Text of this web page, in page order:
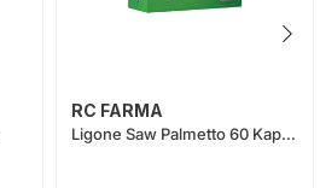
RC FARMA
Ligone Saw Palmetto 60 Kapsül